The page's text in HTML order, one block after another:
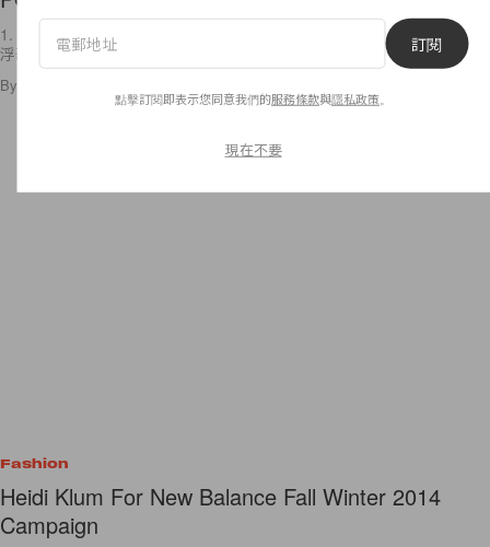
1. Masterpeace 與 Opening Ceremony 聯手推出頭飾系列。誇張又不失
浮華的設計為這次合作令人眼前一亮。[Vogue] 2. Ikea
By
Fashion
Heidi Klum For New Balance Fall Winter 2014
Campaign
訂閱
點擊訂閱即表示您同意我們的服務條款與隱私政策
現在不要